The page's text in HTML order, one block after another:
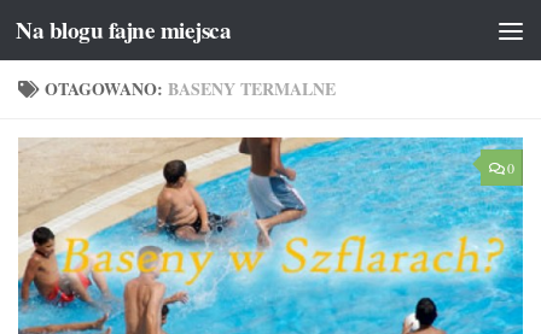
Przeskocz do treści
Na blogu fajne miejsca
OTAGOWANO: BASENY TERMALNE
0